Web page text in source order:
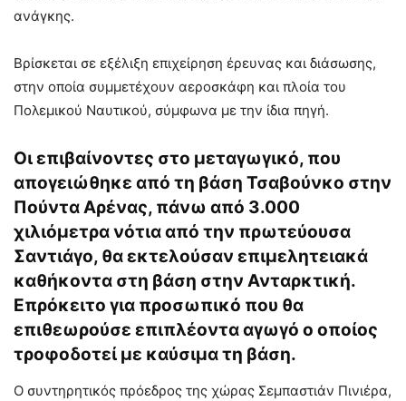
ανάγκης.
Βρίσκεται σε εξέλιξη επιχείρηση έρευνας και διάσωσης,
στην οποία συμμετέχουν αεροσκάφη και πλοία του
Πολεμικού Ναυτικού, σύμφωνα με την ίδια πηγή.
Οι επιβαίνοντες στο μεταγωγικό, που
απογειώθηκε από τη βάση Τσαβούνκο στην
Πούντα Αρένας, πάνω από 3.000
χιλιόμετρα νότια από την πρωτεύουσα
Σαντιάγο, θα εκτελούσαν επιμελητειακά
καθήκοντα στη βάση στην Ανταρκτική.
Επρόκειτο για προσωπικό που θα
επιθεωρούσε επιπλέοντα αγωγό ο οποίος
τροφοδοτεί με καύσιμα τη βάση.
Ο συντηρητικός πρόεδρος της χώρας Σεμπαστιάν Πινιέρα,